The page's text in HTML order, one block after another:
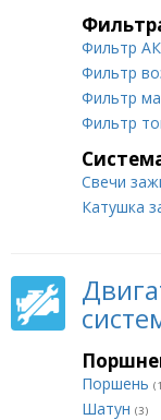
Фильтр
Фильтр
Фильтр
Фильтр
Свечи
Катушка
Поршень
Шатун (3)